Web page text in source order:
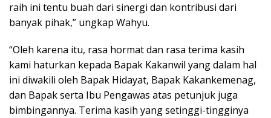
raih ini tentu buah dari sinergi dan kontribusi dari
banyak pihak,” ungkap Wahyu.
“Oleh karena itu, rasa hormat dan rasa terima kasih
kami haturkan kepada Bapak Kakanwil yang dalam hal
ini diwakili oleh Bapak Hidayat, Bapak Kakankemenag,
dan Bapak serta Ibu Pengawas atas petunjuk juga
bimbingannya. Terima kasih yang setinggi-tingginya